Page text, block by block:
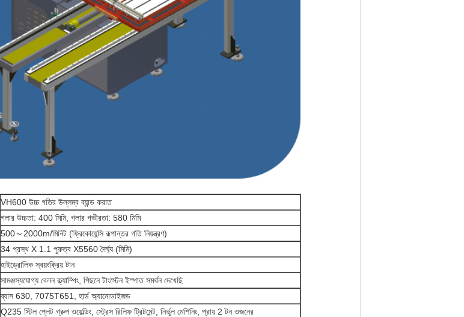
VH600 উচ্চ গতির উল্লম্ব ব্যান্ড করাত
গলার উচ্চতা: 400 মিমি, গলার গভীরতা: 580 মিমি
500～2000m/মিনিট (ফ্রিকোয়েন্সি রূপান্তর গতি নিয়ন্ত্রণ)
34 প্রস্থ X 1.1 পুরুত্ব X5560 দৈর্ঘ্য (মিমি)
হাইড্রোলিক স্বয়ংক্রিয় টান
সামঞ্জস্যযোগ্য বেলন ক্ল্যাম্পিং, পিছনে টাংস্টেন ইস্পাত সমর্থন দেখেছি
ব্যাস 630, 7075T651, হার্ড অ্যানোডাইজড
Q235 স্টিল প্লেট গ্রুপ ওয়েল্ডিং, স্ট্রেস রিলিফ ট্রিটমেন্ট, নির্ভুল মেশিনিং, প্রায় 2 টন ওজনের